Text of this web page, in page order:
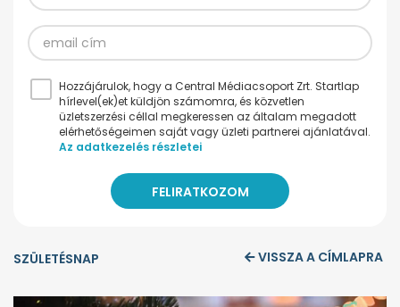
Hozzájárulok, hogy a Central Médiacsoport Zrt. Startlap
hírlevel(ek)et küldjön számomra, és közvetlen
üzletszerzési céllal megkeressen az általam megadott
elérhetőségeimen saját vagy üzleti partnerei ajánlatával.
Az adatkezelés részletei
SZÜLETÉSNAP VISSZA A CÍMLAPRA